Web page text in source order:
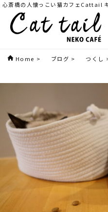
心斎橋の人懐っこい猫カフェCattail
Home > ブログ > つくし